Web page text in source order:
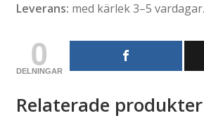
Leverans: med kärlek 3–5 vardagar.
0
DELNINGAR
Relaterade produkter